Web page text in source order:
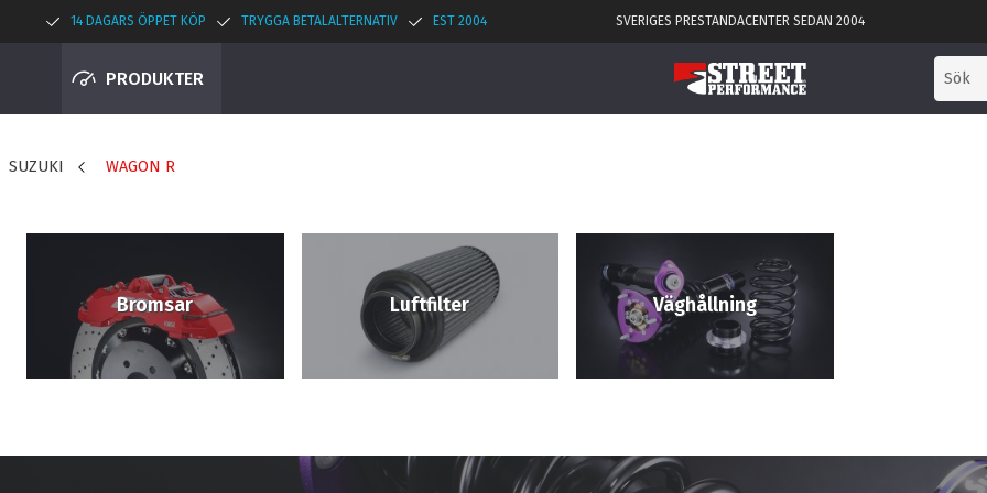
14 DAGARS ÖPPET KÖP TRYGGA BETALALTERNATIV EST 2004 SVERIGES PRESTANDACENTER SEDAN 2004
PRODUKTER
SUZUKI WAGON R
Bromsar Luftfilter Väghållning